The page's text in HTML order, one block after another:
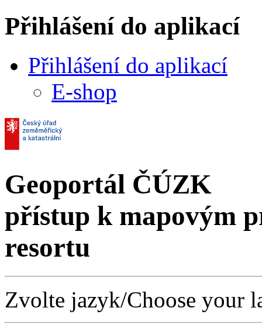
Přihlášení do aplikací
Přihlášení do aplikací
E-shop
Geoportál ČÚZK
přístup k mapovým
resortu
Zvolte jazyk/Choose your